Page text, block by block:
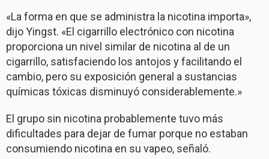
«La forma en que se administra la nicotina importa»,
dijo Yingst. «El cigarrillo electrónico con nicotina
proporciona un nivel similar de nicotina al de un
cigarrillo, satisfaciendo los antojos y facilitando el
cambio, pero su exposición general a sustancias
químicas tóxicas disminuyó considerablemente.»
El grupo sin nicotina probablemente tuvo más
dificultades para dejar de fumar porque no estaban
consumiendo nicotina en su vapeo, señaló.